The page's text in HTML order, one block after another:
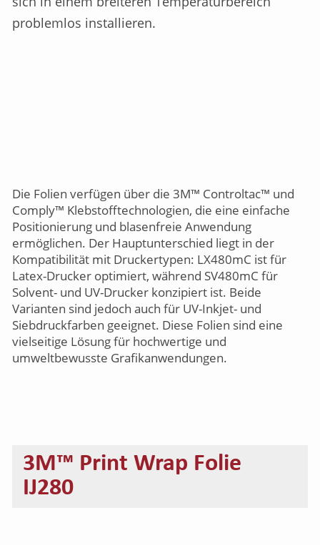
problemlos installieren.
Die Folien verfügen über die 3M™ Controltac™ und
Comply™ Klebstofftechnologien, die eine einfache
Positionierung und blasenfreie Anwendung
ermöglichen. Der Hauptunterschied liegt in der
Kompatibilität mit Druckertypen: LX480mC ist für
Latex-Drucker optimiert, während SV480mC für
Solvent- und UV-Drucker konzipiert ist. Beide
Varianten sind jedoch auch für UV-Inkjet- und
Siebdruckfarben geeignet. Diese Folien sind eine
vielseitige Lösung für hochwertige und
umweltbewusste Grafikanwendungen.
3M™ Print Wrap Folie
IJ280